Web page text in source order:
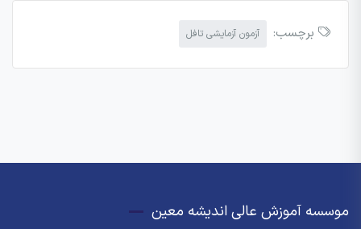
برچسب: آزمون آزمایشی تافل
موسسه آموزش عالی اندیشه معین